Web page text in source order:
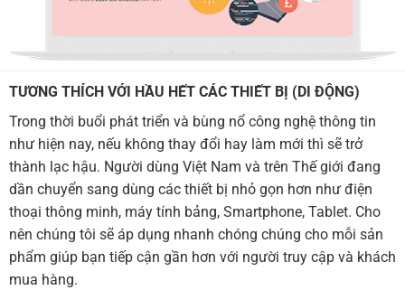
TƯƠNG THÍCH VỚI HẦU HẾT CÁC THIẾT BỊ (DI ĐỘNG)
Trong thời buổi phát triển và bùng nổ công nghệ thông tin
như hiện nay, nếu không thay đổi hay làm mới thì sẽ trở
thành lạc hậu. Người dùng Việt Nam và trên Thế giới đang
dần chuyển sang dùng các thiết bị nhỏ gọn hơn như điện
thoại thông minh, máy tính bảng, Smartphone, Tablet. Cho
nên chúng tôi sẽ áp dụng nhanh chóng chúng cho mỗi sản
phẩm giúp bạn tiếp cận gần hơn với người truy cập và khách
mua hàng.